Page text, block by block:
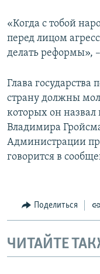
«Когда с тобой
перед лицом
делать реформы»,
Глава государства
страну должны
которых он
Владимира
Администрации
говорится в
Поделиться
ЧИТАЙТЕ